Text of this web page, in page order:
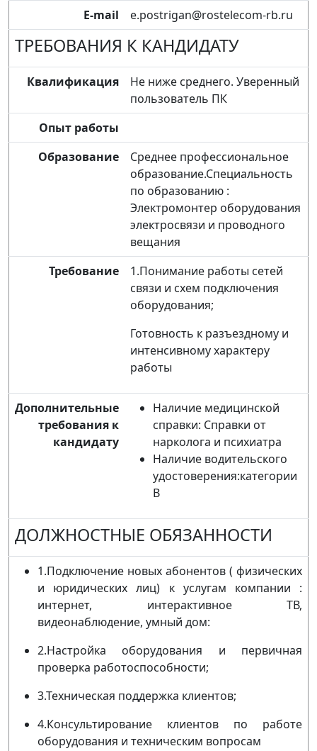
E-mail e.postrigan@rostelecom-rb.ru
ТРЕБОВАНИЯ К КАНДИДАТУ
Квалификация
Не ниже среднего. Уверенный
пользователь ПК
Опыт работы
Образование
Среднее профессиональное
образование.Специальность
по образованию :
Электромонтер оборудования
электросвязи и проводного
вещания
Требование
1.Понимание работы сетей
связи и схем подключения
оборудования;
Готовность к разъездному и
интенсивному характеру
работы
Дополнительные
требования к
кандидату
Наличие медицинской
справки: Справки от
нарколога и психиатра
Наличие водительского
удостоверения:категории
В
ДОЛЖНОСТНЫЕ ОБЯЗАННОСТИ
1.Подключение новых абонентов ( физических
и юридических лиц) к услугам компании :
интернет, интерактивное ТВ,
видеонаблюдение, умный дом:
2.Настройка оборудования и первичная
проверка работоспособности;
3.Техническая поддержка клиентов;
4.Консультирование клиентов по работе
оборудования и техническим вопросам